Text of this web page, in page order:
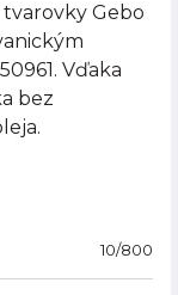
Gebo
Vďaka
bez
10/800